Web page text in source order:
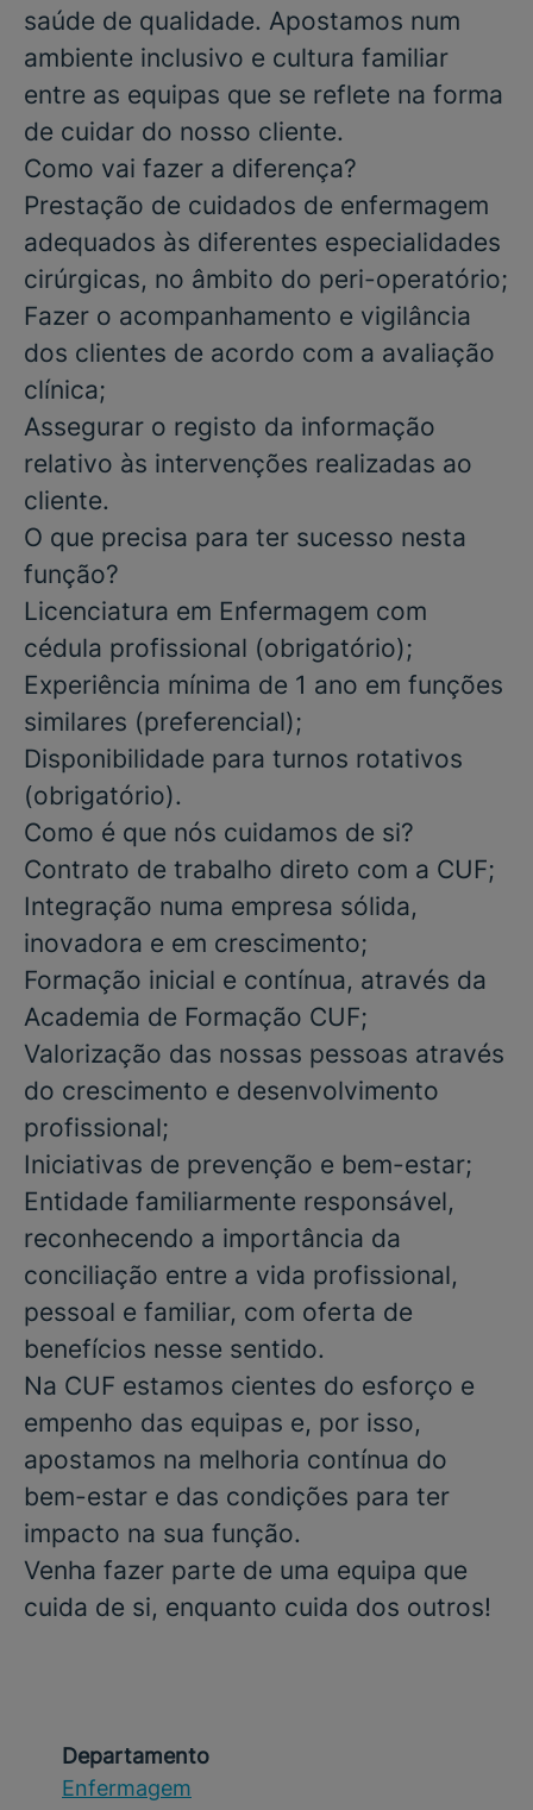
saúde de qualidade. Apostamos num
ambiente inclusivo e cultura familiar
entre as equipas que se reflete na forma
de cuidar do nosso cliente.
Como vai fazer a diferença?
Prestação de cuidados de enfermagem
adequados às diferentes especialidades
cirúrgicas, no âmbito do peri-operatório;
Fazer o acompanhamento e vigilância
dos clientes de acordo com a avaliação
clínica;
Assegurar o registo da informação
relativo às intervenções realizadas ao
cliente.
O que precisa para ter sucesso nesta
função?
Licenciatura em Enfermagem com
cédula profissional (obrigatório);
Experiência mínima de 1 ano em funções
similares (preferencial);
Disponibilidade para turnos rotativos
(obrigatório).
Como é que nós cuidamos de si?
Contrato de trabalho direto com a CUF;
Integração numa empresa sólida,
inovadora e em crescimento;
Formação inicial e contínua, através da
Academia de Formação CUF;
Valorização das nossas pessoas através
do crescimento e desenvolvimento
profissional;
Iniciativas de prevenção e bem-estar;
Entidade familiarmente responsável,
reconhecendo a importância da
conciliação entre a vida profissional,
pessoal e familiar, com oferta de
benefícios nesse sentido.
Na CUF estamos cientes do esforço e
empenho das equipas e, por isso,
apostamos na melhoria contínua do
bem-estar e das condições para ter
impacto na sua função.
Venha fazer parte de uma equipa que
cuida de si, enquanto cuida dos outros!
Departamento
Enfermagem